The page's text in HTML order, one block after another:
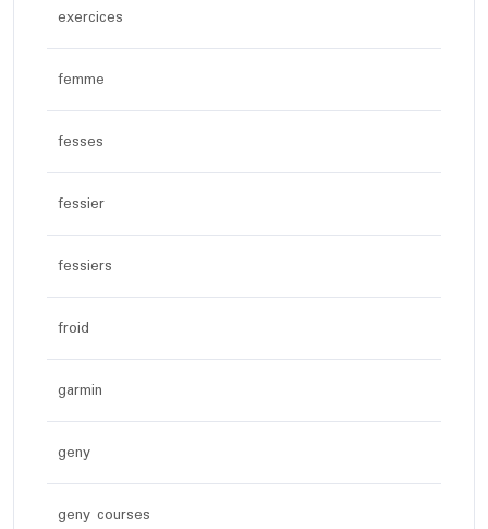
exercices
femme
fesses
fessier
fessiers
froid
garmin
geny
geny courses